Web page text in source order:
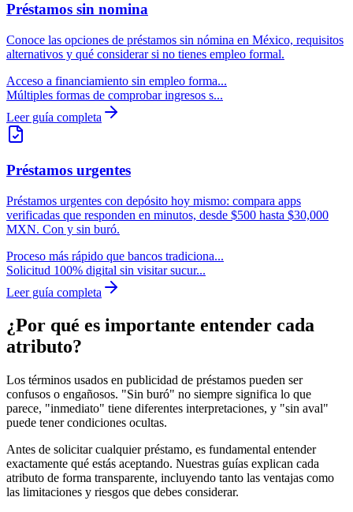
Préstamos sin nomina
Conoce las opciones de préstamos sin nómina en México, requisitos
alternativos y qué considerar si no tienes empleo formal.
Acceso a financiamiento sin empleo forma...
Múltiples formas de comprobar ingresos s...
Leer guía completa
Préstamos urgentes
Préstamos urgentes con depósito hoy mismo: compara apps
verificadas que responden en minutos, desde $500 hasta $30,000
MXN. Con y sin buró.
Proceso más rápido que bancos tradiciona...
Solicitud 100% digital sin visitar sucur...
Leer guía completa
¿Por qué es importante entender cada
atributo?
Los términos usados en publicidad de préstamos pueden ser
confusos o engañosos. "Sin buró" no siempre significa lo que
parece, "inmediato" tiene diferentes interpretaciones, y "sin aval"
puede tener condiciones ocultas.
Antes de solicitar cualquier préstamo, es fundamental entender
exactamente qué estás aceptando. Nuestras guías explican cada
atributo de forma transparente, incluyendo tanto las ventajas como
las limitaciones y riesgos que debes considerar.